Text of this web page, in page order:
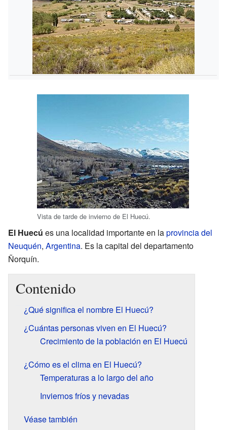
Vista de tarde de invierno de El Huecú.
El Huecú es una localidad importante en laprovincia del
Neuquén, Argentina. Es la capital del departamento
Ñorquín.
Contenido
¿Qué significa el nombre El Huecú?
¿Cuántas personas viven en El Huecú?
Crecimiento de la población en El Huecú
¿Cómo es el clima en El Huecú?
Temperaturas a lo largo del año
Inviernos fríos y nevadas
Véase también